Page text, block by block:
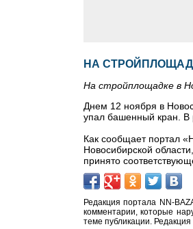
НА
На стройплощадке в
Днем 12 ноября в
упал башенный кран. В
Как сообщает портал
Новосибирской
принято
Редакция портала NN-
комментарии, которые
теме публикации.